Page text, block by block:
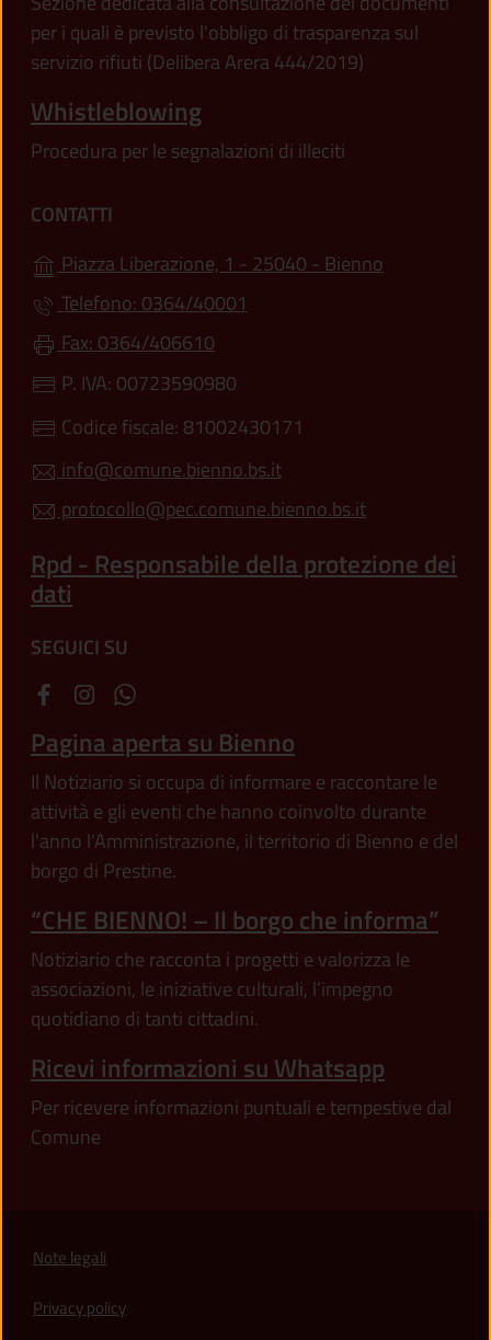
per i quali è previsto l'obbligo di trasparenza sul
servizio rifiuti (Delibera Arera 444/2019)
Whistleblowing
Procedura per le segnalazioni di illeciti
CONTATTI
Piazza Liberazione, 1 - 25040 - Bienno
Telefono: 0364/40001
Fax: 0364/406610
P. IVA: 00723590980
Codice fiscale: 81002430171
info@comune.bienno.bs.it
protocollo@pec.comune.bienno.bs.it
Rpd - Responsabile della protezione dei
dati
SEGUICI SU
Pagina aperta su Bienno
Il Notiziario si occupa di informare e raccontare le
attività e gli eventi che hanno coinvolto durante
l'anno l'Amministrazione, il territorio di Bienno e del
borgo di Prestine.
“CHE BIENNO! – Il borgo che informa”
Notiziario che racconta i progetti e valorizza le
associazioni, le iniziative culturali, l’impegno
quotidiano di tanti cittadini.
Ricevi informazioni su Whatsapp
Per ricevere informazioni puntuali e tempestive dal
Comune
Note legali
Privacy policy